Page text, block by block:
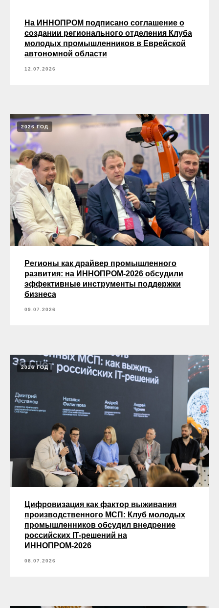
На ИННОПРОМ подписано соглашение о
создании регионального отделения Клуба
молодых промышленников в Еврейской
автономной области
12.07.2026
2026 ГОД
Регионы как драйвер промышленного
развития: на ИННОПРОМ-2026 обсудили
эффективные инструменты поддержки
бизнеса
09.07.2026
2026 ГОД
Цифровизация как фактор выживания
производственного МСП: Клуб молодых
промышленников обсудил внедрение
российских IT-решений на
ИННОПРОМ-2026
08.07.2026